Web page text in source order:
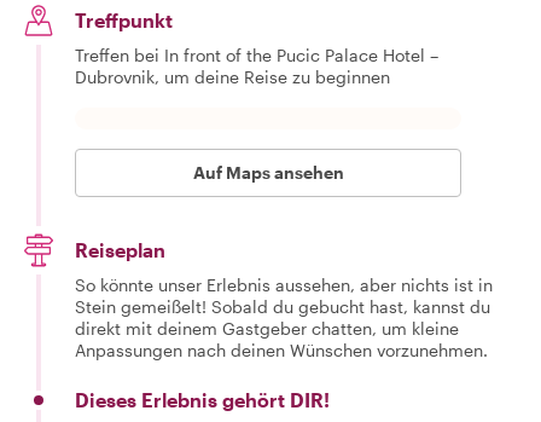
Treffpunkt
Treffen bei In front of the Pucic Palace Hotel –
Dubrovnik, um deine Reise zu beginnen
Auf Maps ansehen
Reiseplan
So könnte unser Erlebnis aussehen, aber nichts ist in
Stein gemeißelt! Sobald du gebucht hast, kannst du
direkt mit deinem Gastgeber chatten, um kleine
Anpassungen nach deinen Wünschen vorzunehmen.
Dieses Erlebnis gehört DIR!